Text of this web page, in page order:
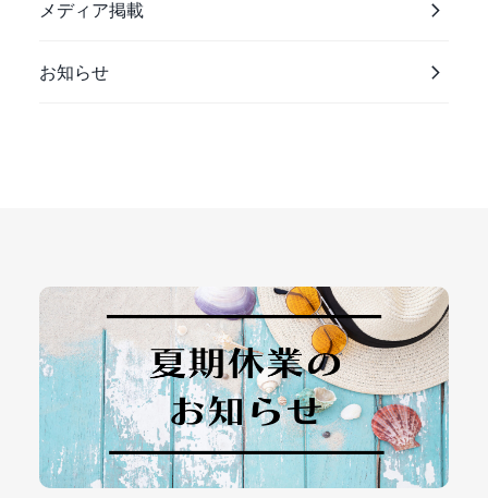
メディア掲載
お知らせ